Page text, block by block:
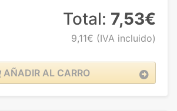
Total: 7,53€
9,11€ (IVA incluido)
AÑADIR AL CARRO